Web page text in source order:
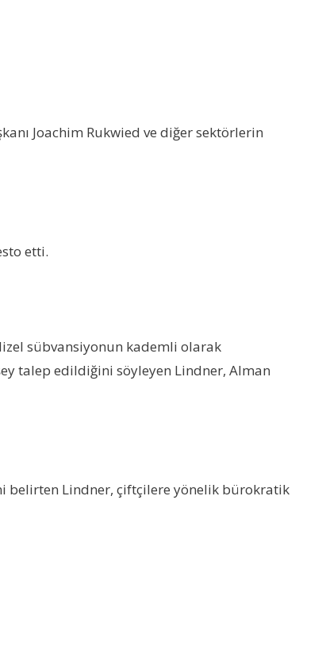
Joachim Rukwied ve diğer sektörlerin
etti.
sübvansiyonun kademli olarak
talep edildiğini söyleyen Lindner, Alman
belirten Lindner, çiftçilere yönelik bürokratik